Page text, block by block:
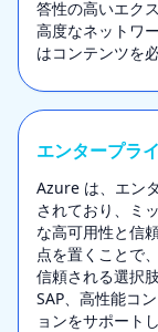
答性の高いエク
高度なネットワ
はコンテンツを
エンタープラ
Azure は、エン
されており、ミ
な高可用性と信
点を置くことで
信頼される選択
SAP、高性能コ
ョンをサポート